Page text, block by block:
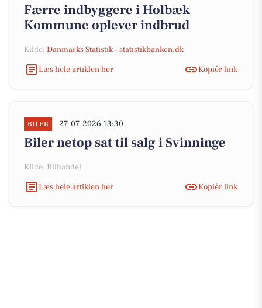
Færre indbyggere i Holbæk
Kommune oplever indbrud
Kilde: Danmarks Statistik - statistikbanken.dk
Læs hele artiklen her
Kopiér link
BILER 27-07-2026 13:30
Biler netop sat til salg i Svinninge
Kilde: Bilhandel
Læs hele artiklen her
Kopiér link